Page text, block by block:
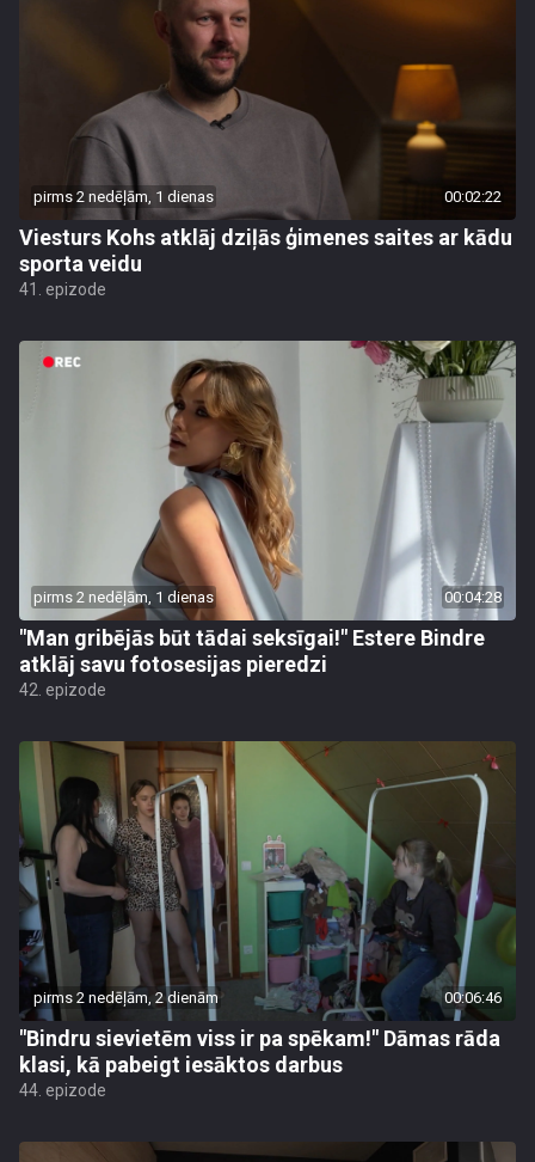
pirms 2 nedēļām, 1 dienas 00:02:22
Viesturs Kohs atklāj dziļās ģimenes saites ar kādu
sporta veidu
41. epizode
pirms 2 nedēļām, 1 dienas 00:04:28
"Man gribējās būt tādai seksīgai!" Estere Bindre
atklāj savu fotosesijas pieredzi
42. epizode
pirms 2 nedēļām, 2 dienām 00:06:46
"Bindru sievietēm viss ir pa spēkam!" Dāmas rāda
klasi, kā pabeigt iesāktos darbus
44. epizode